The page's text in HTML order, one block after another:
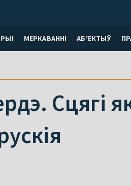
МЕРКАВАННI АБ'ЕКТЫЎ
Сцягі